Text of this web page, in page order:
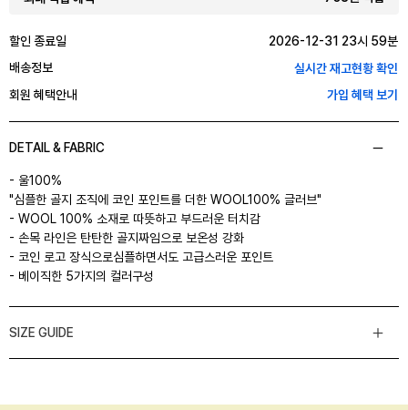
할인 종료일
2026-12-31 23시 59분
배송정보
실시간 재고현황 확인
회원 혜택안내
가입 혜택 보기
DETAIL & FABRIC
- 울100%
"심플한 골지 조직에 코인 포인트를 더한 WOOL100% 글러브"
- WOOL 100% 소재로 따뜻하고 부드러운 터치감
- 손목 라인은 탄탄한 골지짜임으로 보온성 강화
- 코인 로고 장식으로심플하면서도 고급스러운 포인트
- 베이직한 5가지의 컬러구성
SIZE GUIDE